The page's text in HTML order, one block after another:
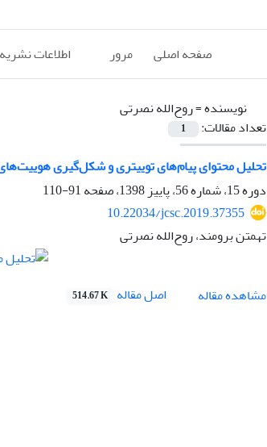
صفحه اصلی مرور اطلاعات نشریه
نویسنده =روح‌الله نصرتی
تعداد مقالات:
1
تحلیل محتوای پیام‌های توییتری و شکل‌گیری
دوره 15، شماره 56، پاییز 1398، صفحه
91-110
10.22034/jcsc.2019.37355
تهمتن برومند، روح‌الله نصرتی
مشاهده مقاله اصل مقاله 514.67 K